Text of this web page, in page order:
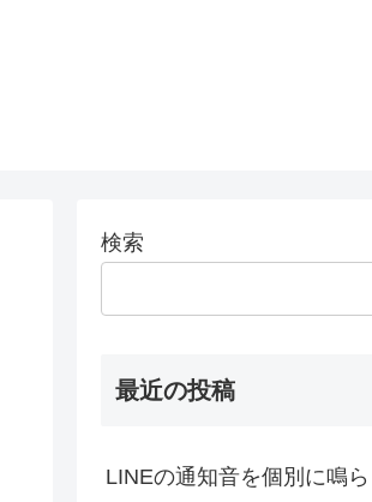
検索
最近の投稿
LINEの通知音を個別に鳴